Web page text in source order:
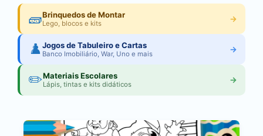
🧱Brinquedos de Montar
Lego, blocos e kits →
♟️Jogos de Tabuleiro e Cartas
Banco Imobiliário, War, Uno e mais →
✏️Materiais Escolares
Lápis, tintas e kits didáticos →